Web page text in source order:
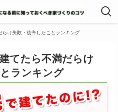
らけ失敗・後悔したことランキング
てたら不満だらけ
ランキング